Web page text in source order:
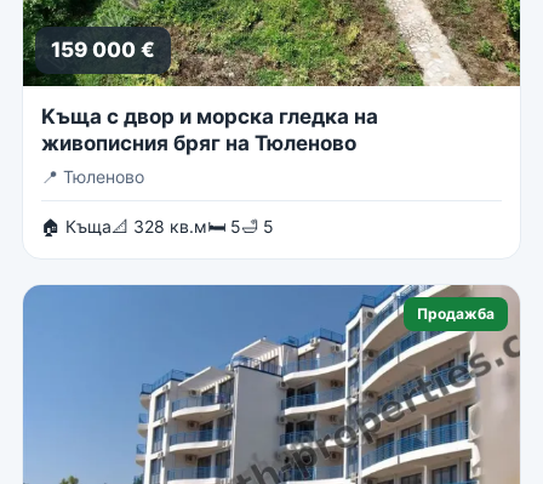
159 000 €
Kъща с двор и морска гледка на
живописния бряг на Тюленово
📍 Тюленово
🏠 Къща📐 328 кв.м🛏 5🛁 5
Продажба